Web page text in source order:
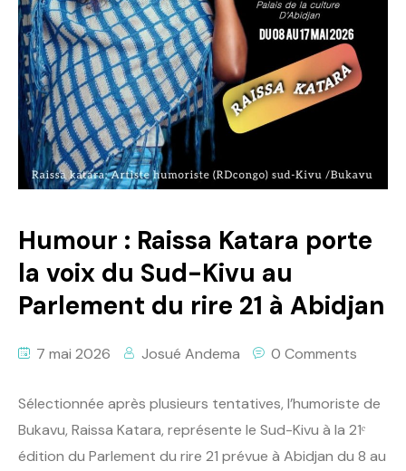
Politique
Technologies
Entreprenariat
Humour : Raissa Katara porte
la voix du Sud-Kivu au
Parlement du rire 21 à Abidjan
7 mai 2026 Josué Andema 0 Comments
Sélectionnée après plusieurs tentatives, l’humoriste de
Bukavu, Raissa Katara, représente le Sud-Kivu à la 21ᵉ
édition du Parlement du rire 21 prévue à Abidjan du 8 au